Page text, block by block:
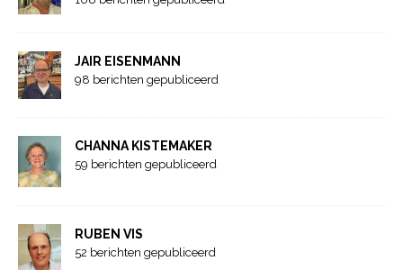
JAIR EISENMANN
98 berichten gepubliceerd
CHANNA KISTEMAKER
59 berichten gepubliceerd
RUBEN VIS
52 berichten gepubliceerd